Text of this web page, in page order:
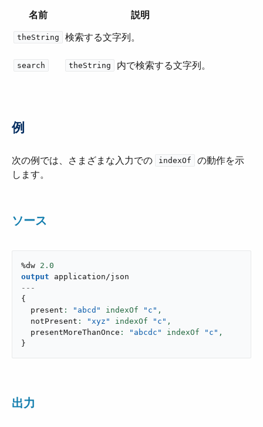
名前 説明
theString 検索する文字列。
search theString ​ 内で検索する文字列。
例
次の例では、さまざまな入力での ​ indexOf
​ の動作を示
します。
ソース
%dw 2.0
output
application/json
---
{
  present
: "abcd" indexOf "c" ,
  notPresent
: "xyz" indexOf "c" ,
  presentMoreThanOnce
: "abcdc" indexOf "c" ,
}
出力